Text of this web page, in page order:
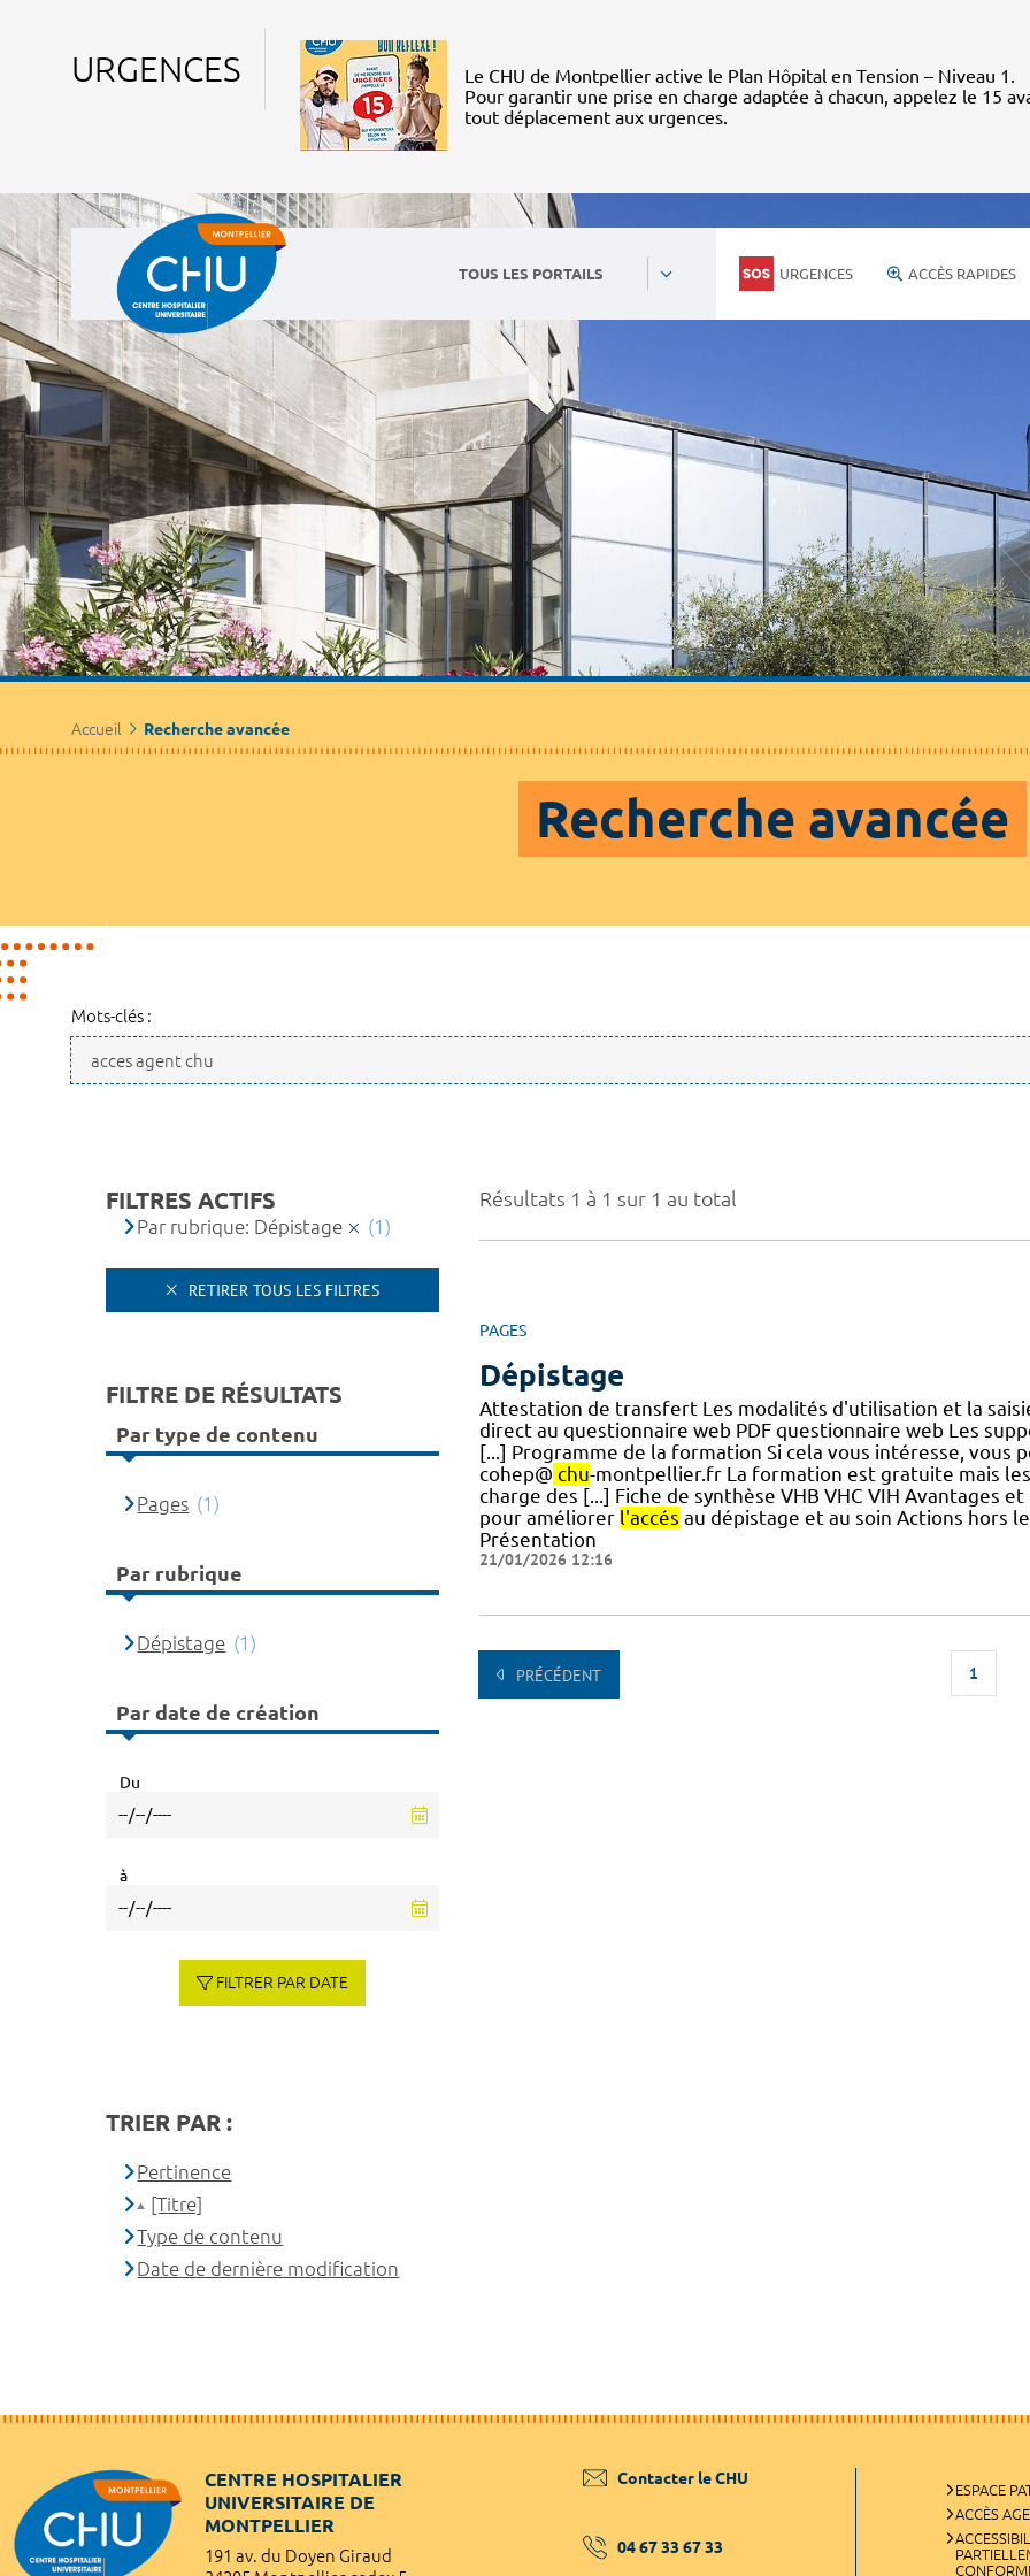
URGENCES
Le CHU de Montpellier active le Plan Hôpital en Tension – Niveau 1.
Pour garantir une prise en charge adaptée à chacun, appelez le 15
tout déplacement aux urgences.
TOUS LES PORTAILS URGENCES ACCÈS RAPIDES
Accueil Recherche avancée
Recherche avancée
Mots-clés :
Résultats 1 à 1 sur 1 au total
PAGES
Dépistage
Attestation de transfert Les modalités d'utilisation et la
direct au questionnaire web PDF questionnaire web Les
[...] Programme de la formation Si cela vous intéresse, vous
cohep@ chu-montpellier.fr La formation est gratuite mais
charge des [...] Fiche de synthèse VHB VHC VIH Avantages
pour améliorer l'accés au dépistage et au soin Actions hors
Présentation
21/01/2026 12:16
PRÉCÉDENT 1
FILTRES ACTIFS
Par rubrique: Dépistage (1)
RETIRER TOUS LES FILTRES
FILTRE DE RÉSULTATS
Par type de contenu
Pages (1)
Par rubrique
Dépistage (1)
Par date de création
Du
à
FILTRER PAR DATE
TRIER PAR :
Pertinence
[Titre]
Type de contenu
Date de dernière modification
CENTRE HOSPITALIER
UNIVERSITAIRE DE
MONTPELLIER
191 av. du Doyen Giraud
Contacter le CHU
04 67 33 67 33
ESPACE
ACCÈS